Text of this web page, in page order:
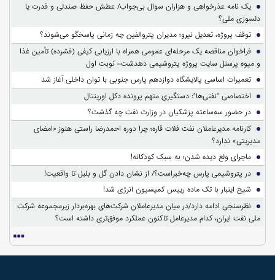
یک نامه عذرخواهی و هزاران سوال بی‌جواب/ عطش حفظ صندلی و قدرت یا
دلسوزی ملی؟
توقف پروژه، تعدیل نیرو؛ مدیران پتروالفین چه زمانی پاسخگو می‌شوند؟
فراخوان مناقصه یک مرحله‌ای عمومی همراه با ارزیابی کیفی (فشرده) تأمین غذا
و میوه پرسنل سایت پروژه پتروشیمی دهدشت– نوبت اول
تعمیرات اساسی پالایشگاه دوازدهم پارس جنوبی با توان داخلی آغاز شد
اختصاصی "نفتی‌ها": دستگیری متهم پرونده دکل اورینتال
در حضور سه‌ساعته پزشکیان در وزارت نفت چه گذشت؟
کارنامه مدیرعاملان نفت فلات قاره؛ چرا دوره احمدرضا راستی هنوز «امضای
مدیریتی» ندارد؟
ماجرای وَلع دیده شدن؛ به سبک کودکانه!
در پتروشیمی پارس چه‌خبراست؟/ از نشان دادن گل و بلبل تا واقعیت!
شیخ اینبار با تک ماده رییس کمیسیون انرژی شد!
نظرسنجی ادامه دارد/در میان مدیرعاملان شرکت‌های بهره‌بردار زیرمجموعه شرکت
ملی نفت ایران، کدام مدیرعامل تاکنون عملکرد موفق‌تری داشته است؟